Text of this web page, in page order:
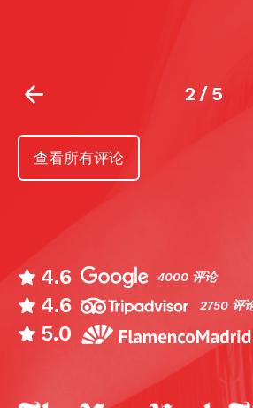
2/5
查看所有评论
4.6 4000 评论
4.6 2750 评
5.0